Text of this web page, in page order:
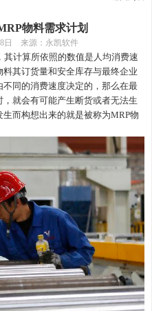
物料需求计划
日 来源：永凯软件
计算所依照的数值是人均消费速
其订货量和安全库存与最终企业
同的消费速度决定的，那么在最
就会有可能产生断货或者无法生
而构想出来的就是被称为MRP物